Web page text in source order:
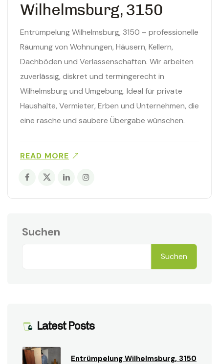
Wilhelmsburg, 3150
Entrümpelung Wilhelmsburg, 3150 – professionelle
Räumung von Wohnungen, Häusern, Kellern,
Dachböden und Verlassenschaften. Wir arbeiten
zuverlässig, diskret und termingerecht in
Wilhelmsburg und Umgebung. Ideal für private
Haushalte, Vermieter, Erben und Unternehmen, die
eine rasche und saubere Übergabe wünschen.
READ MORE
Suchen
Suchen
Latest Posts
Entrümpelung Wilhelmsburg, 3150